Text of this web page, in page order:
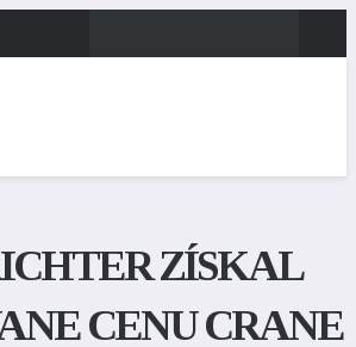
ZÍSKAL
CENU CRANE